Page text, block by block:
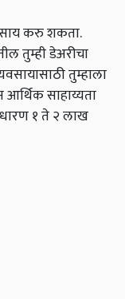
करु शकता.
तुम्ही डेअरीचा
तुम्हाला
साहाय्यता
१ ते २ लाख